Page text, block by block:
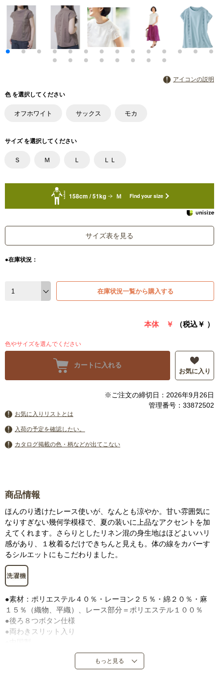
アイコンの説明
色 を選択してください
オフホワイト サックス モカ
サイズ を選択してください
Ｓ Ｍ Ｌ ＬＬ
158cm / 51kg Ｍ Find your size
サイズ表を見る
●在庫状況：
在庫状況一覧から購入する
本体 ￥ （税込￥ ）
色やサイズを選んでください
カートに入れる
お気に入り
※ご注文の締切日：2026年9月26日
管理番号：33872502
お気に入りリストとは
入荷の予定を確認したい。
カタログ掲載の色・柄などが出てこない
商品情報
ほんのり透けたレース使いが、なんとも涼やか。甘い雰囲気に
なりすぎない幾何学模様で、夏の装いに上品なアクセントを加
えてくれます。さらりとしたリネン混の身生地はほどよいハリ
感があり、１枚着るだけできちんと見えも。体の線をカバーす
るシルエットにもこだわりました。
●素材：ポリエステル４０％・レーヨン２５％・綿２０％・麻
１５％（織物、平織）、レース部分＝ポリエステル１００％
●後ろ８つボタン仕様
●両わきスリット入り
※若干透けますので、ベージュ系または同色のインナーのご着
もっと見る